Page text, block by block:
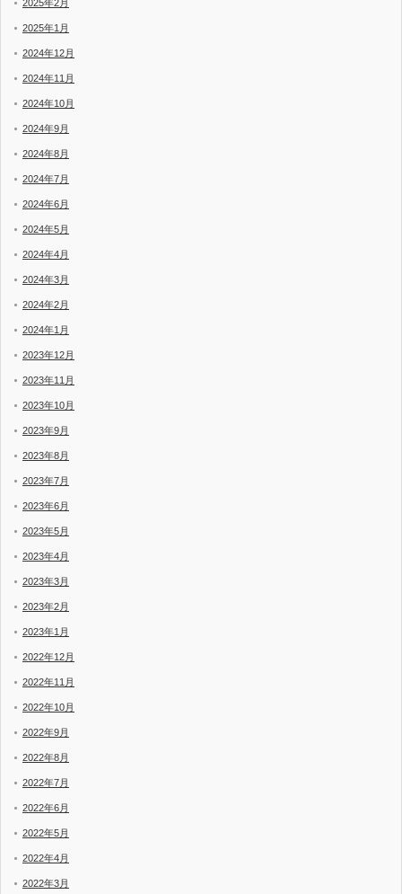
2025年2月
2025年1月
2024年12月
2024年11月
2024年10月
2024年9月
2024年8月
2024年7月
2024年6月
2024年5月
2024年4月
2024年3月
2024年2月
2024年1月
2023年12月
2023年11月
2023年10月
2023年9月
2023年8月
2023年7月
2023年6月
2023年5月
2023年4月
2023年3月
2023年2月
2023年1月
2022年12月
2022年11月
2022年10月
2022年9月
2022年8月
2022年7月
2022年6月
2022年5月
2022年4月
2022年3月